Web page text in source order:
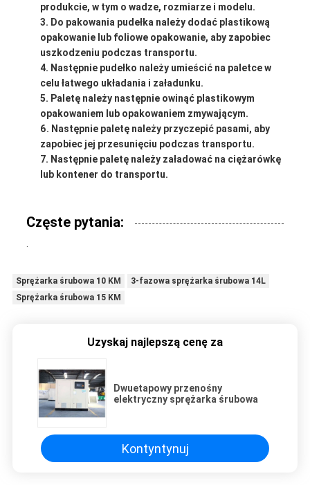
produkcie, w tym o wadze, rozmiarze i modelu.
Do pakowania pudełka należy dodać plastikową
opakowanie lub foliowe opakowanie, aby zapobiec
uszkodzeniu podczas transportu.
Następnie pudełko należy umieścić na paletce w
celu łatwego układania i załadunku.
Paletę należy następnie owinąć plastikowym
opakowaniem lub opakowaniem zmywającym.
Następnie paletę należy przyczepić pasami, aby
zapobiec jej przesunięciu podczas transportu.
Następnie paletę należy załadować na ciężarówkę
lub kontener do transportu.
Częste pytania:
.
Sprężarka śrubowa 10 KM
3-fazowa sprężarka śrubowa 14L
Sprężarka śrubowa 15 KM
Uzyskaj najlepszą cenę za
Dwuetapowy przenośny
elektryczny sprężarka śrubowa
Kontyntynuj